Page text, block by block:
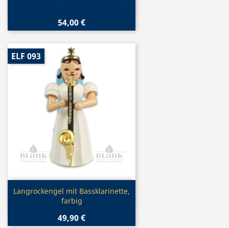
54,00 €
Vorschau
Langrockengel mit Bassklarinette,
farbig
49,90 €
ELF 093